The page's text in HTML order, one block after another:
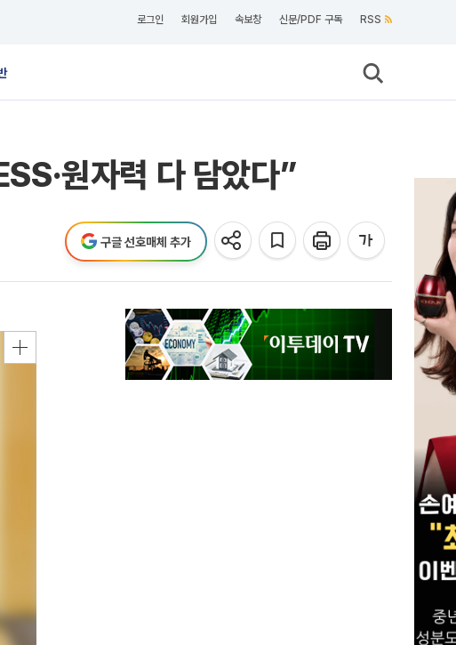
로그인 회원가입 속보창 신문/PDF 구독 RSS
원자력 다 담았다”
구글 선호매체 추가